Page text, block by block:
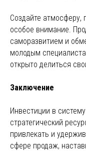
Создайте атмосферу,
особое внимание.
саморазвитием и
молодым
открыто делиться
Заключение
Инвестиции в
стратегический
привлекать и
сфере продаж,